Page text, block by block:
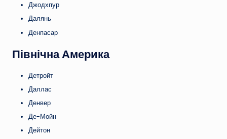
Джодхпур
Далянь
Денпасар
Північна Америка
Детройт
Даллас
Денвер
Де-Мойн
Дейтон